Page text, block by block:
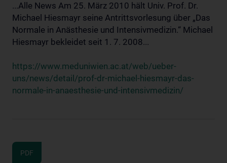
...Alle News Am 25. März 2010 hält Univ. Prof. Dr.
Michael Hiesmayr seine Antrittsvorlesung über „Das
Normale in Anästhesie und Intensivmedizin.“ Michael
Hiesmayr bekleidet seit 1. 7. 2008...
https://www.meduniwien.ac.at/web/ueber-
uns/news/detail/prof-dr-michael-hiesmayr-das-
normale-in-anaesthesie-und-intensivmedizin/
PDF